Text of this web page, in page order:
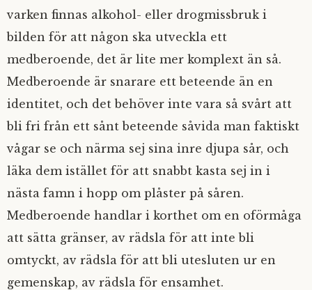
varken finnas alkohol- eller drogmissbruk i
bilden för att någon ska utveckla ett
medberoende, det är lite mer komplext än så.
Medberoende är snarare ett beteende än en
identitet, och det behöver inte vara så svårt att
bli fri från ett sånt beteende såvida man faktiskt
vågar se och närma sej sina inre djupa sår, och
läka dem istället för att snabbt kasta sej in i
nästa famn i hopp om plåster på såren.
Medberoende handlar i korthet om en oförmåga
att sätta gränser, av rädsla för att inte bli
omtyckt, av rädsla för att bli utesluten ur en
gemenskap, av rädsla för ensamhet.